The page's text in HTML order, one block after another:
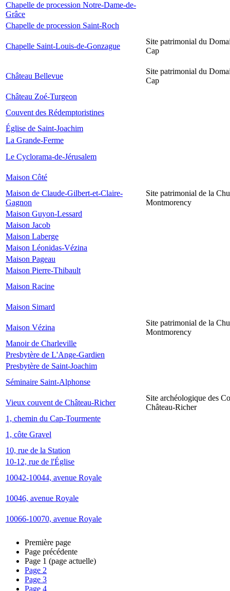
Chapelle de procession Notre-Dame-de-
Grâce
Chapelle de procession Saint-Roch
Chapelle Saint-Louis-de-Gonzague
Site patrimonial du
Cap
Château Bellevue
Site patrimonial du
Cap
Château Zoé-Turgeon
Couvent des Rédemptoristines
Église de Saint-Joachim
La Grande-Ferme
Le Cyclorama-de-Jérusalem
Maison Côté
Maison de Claude-Gilbert-et-Claire-
Gagnon
Site patrimonial de la
Montmorency
Maison Guyon-Lessard
Maison Jacob
Maison Laberge
Maison Léonidas-Vézina
Maison Pageau
Maison Pierre-Thibault
Maison Racine
Maison Simard
Maison Vézina
Site patrimonial de la
Montmorency
Manoir de Charleville
Presbytère de L'Ange-Gardien
Presbytère de Saint-Joachim
Séminaire Saint-Alphonse
Vieux couvent de Château-Richer
Site archéologique des
Château-Richer
1, chemin du Cap-Tourmente
1, côte Gravel
10, rue de la Station
10-12, rue de l'Église
10042-10044, avenue Royale
10046, avenue Royale
10066-10070, avenue Royale
Première page
Page précédente
Page 1 (page actuelle)
Page 2
Page 3
Page 4